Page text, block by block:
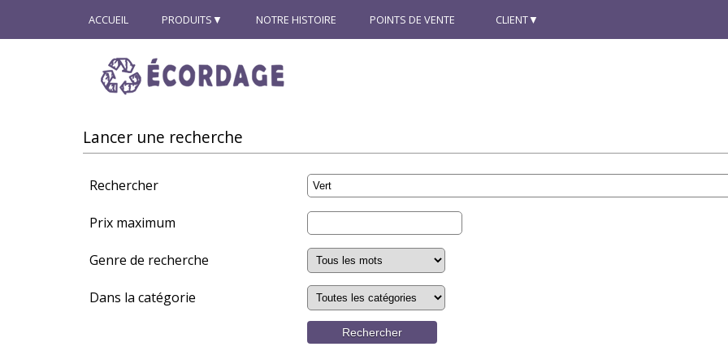
ACCUEIL PRODUITS NOTRE HISTOIRE POINTS DE VENTE CLIENT
Lancer une recherche
Rechercher
Prix maximum
Genre de recherche
Dans la catégorie